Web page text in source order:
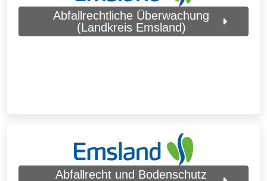
Abfallrechtliche Überwachung
(Landkreis Emsland)
Abfallrecht und Bodenschutz